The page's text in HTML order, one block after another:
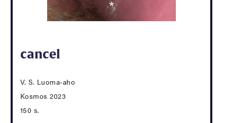
cancel
V. S. Luoma-aho
Kosmos 2023
150 s.